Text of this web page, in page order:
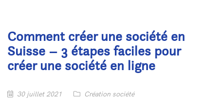
Comment créer une société en
Suisse – 3 étapes faciles pour
créer une société en ligne
30 juillet 2021 Création société